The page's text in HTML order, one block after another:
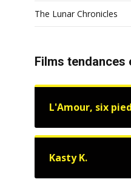
The Lunar Chronicles
Films tendances
L'Amour, six
Kasty K.